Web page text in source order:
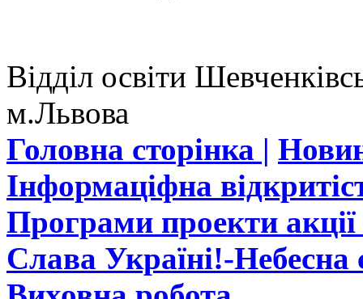
Відділ освіти
м.Львова
Головна сторінка |
Інформаціфна
Програми проекти
Слава Україні!-Небесна